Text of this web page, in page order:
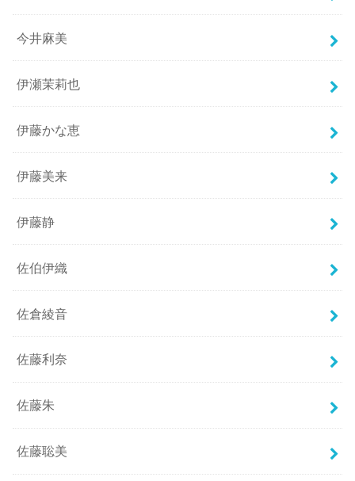
今井麻美
伊瀬茉莉也
伊藤かな恵
伊藤美来
伊藤静
佐伯伊織
佐倉綾音
佐藤利奈
佐藤朱
佐藤聡美